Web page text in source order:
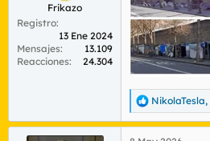
Frikazo
Registro
13 Ene 2024
Mensajes
13.109
Reacciones
24.304
R
e
a
NikolaTesla,